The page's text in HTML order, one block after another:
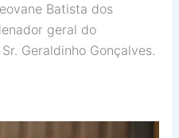
Batista dos
geral do
Geraldinho Gonçalves.